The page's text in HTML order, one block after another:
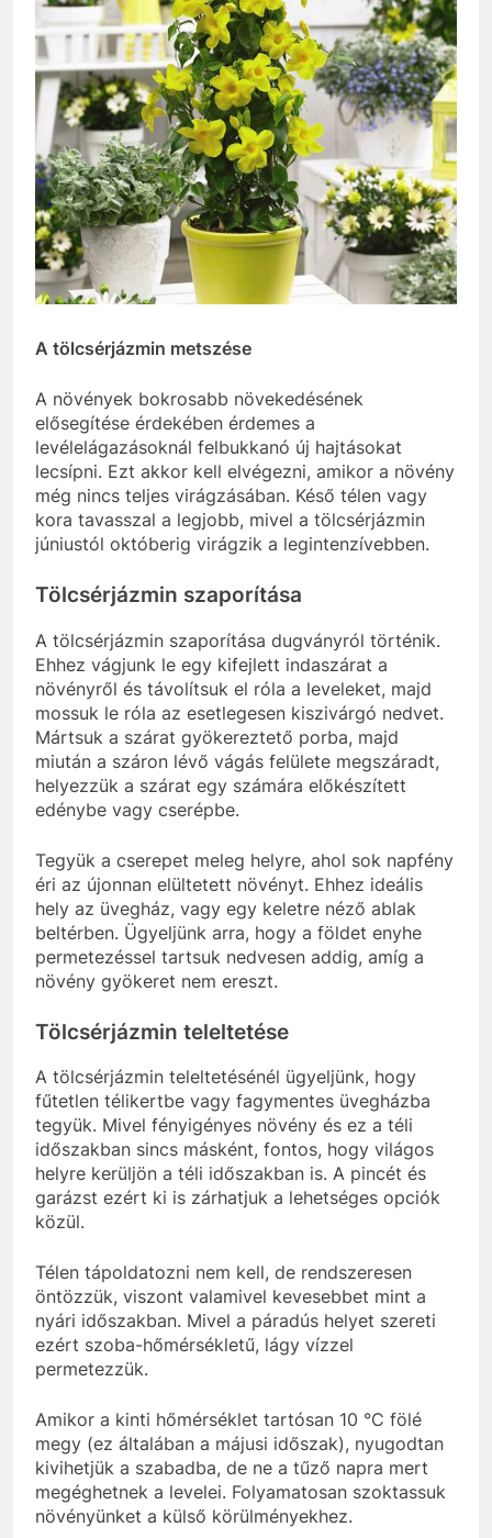
A tölcsérjázmin metszése
A növények bokrosabb növekedésének
elősegítése érdekében érdemes a
levélelágazásoknál felbukkanó új hajtásokat
lecsípni. Ezt akkor kell elvégezni, amikor a növény
még nincs teljes virágzásában. Késő télen vagy
kora tavasszal a legjobb, mivel a tölcsérjázmin
júniustól októberig virágzik a legintenzívebben.
Tölcsérjázmin szaporítása
A tölcsérjázmin szaporítása dugványról történik.
Ehhez vágjunk le egy kifejlett indaszárat a
növényről és távolítsuk el róla a leveleket, majd
mossuk le róla az esetlegesen kiszivárgó nedvet.
Mártsuk a szárat gyökereztető porba, majd
miután a száron lévő vágás felülete megszáradt,
helyezzük a szárat egy számára előkészített
edénybe vagy cserépbe.
Tegyük a cserepet meleg helyre, ahol sok napfény
éri az újonnan elültetett növényt. Ehhez ideális
hely az üvegház, vagy egy keletre néző ablak
beltérben. Ügyeljünk arra, hogy a földet enyhe
permetezéssel tartsuk nedvesen addig, amíg a
növény gyökeret nem ereszt.
Tölcsérjázmin teleltetése
A tölcsérjázmin teleltetésénél ügyeljünk, hogy
fűtetlen télikertbe vagy fagymentes üvegházba
tegyük. Mivel fényigényes növény és ez a téli
időszakban sincs másként, fontos, hogy világos
helyre kerüljön a téli időszakban is. A pincét és
garázst ezért ki is zárhatjuk a lehetséges opciók
közül.
Télen tápoldatozni nem kell, de rendszeresen
öntözzük, viszont valamivel kevesebbet mint a
nyári időszakban. Mivel a páradús helyet szereti
ezért szoba-hőmérsékletű, lágy vízzel
permetezzük.
Amikor a kinti hőmérséklet tartósan 10 °C fölé
megy (ez általában a májusi időszak), nyugodtan
kivihetjük a szabadba, de ne a tűző napra mert
megéghetnek a levelei. Folyamatosan szoktassuk
növényünket a külső körülményekhez.